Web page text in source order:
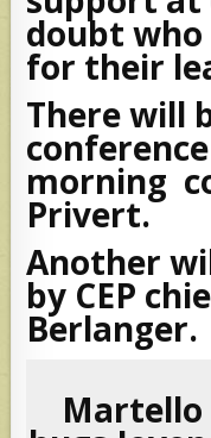
doubt
for their
There will
morning
Privert.
Another
by CEP
Berlanger.
Martello